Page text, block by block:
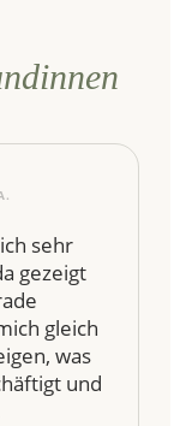
sehr
gezeigt
gleich
was
und